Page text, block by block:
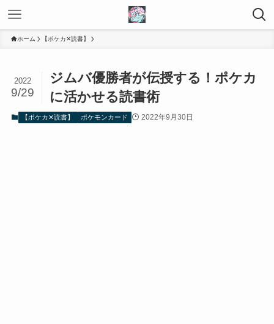
ホーム 【ポケカ✕読書】
ジムバ優勝者が伝授する！ポケカ
に活かせる読書術
2022
9/29
【ポケカ✕読書】 ポケモンカード 2022年9月30日